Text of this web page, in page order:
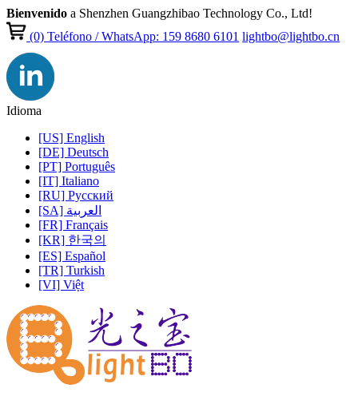
Bienvenido a Shenzhen Guangzhibao Technology Co., Ltd!
(0)Teléfono / WhatsApp: 159 8680 6101 lightbo@lightbo.cn
Idioma
[US] English
[DE] Deutsch
[PT] Português
[IT] Italiano
[RU] Pусский
[SA] العربية
[FR] Français
[KR] 한국의
[ES] Español
[TR] Turkish
[VI] Việt